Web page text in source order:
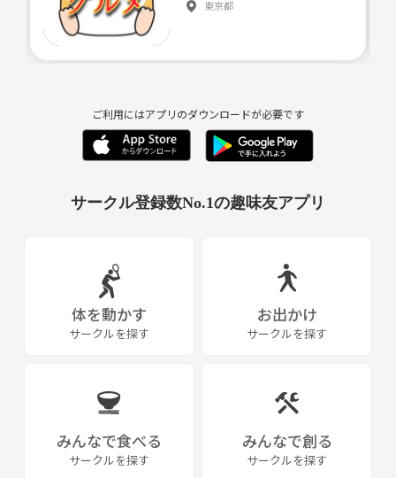
東京都
ご利用にはアプリのダウンロードが必要です
サークル登録数No.1の趣味友アプリ
体を動かす
サークルを探す
お出かけ
サークルを探す
みんなで食べる
サークルを探す
みんなで創る
サークルを探す